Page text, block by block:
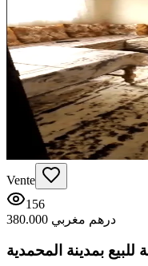
Vente
156
380.000 درهم مغربي
للبيع بمدينة المحمدية